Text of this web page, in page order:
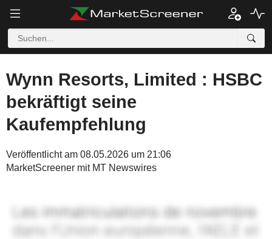
Wynn Resorts, Limited : HSBC
bekräftigt seine
Kaufempfehlung
Veröffentlicht am 08.05.2026 um 21:06
MarketScreener mit MT Newswires